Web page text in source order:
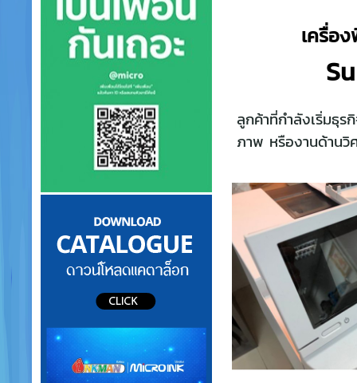
เครื่อ
ลูกค้าที่กำลังเริ่มธุ
ภาพ หรืองานด้านวิ